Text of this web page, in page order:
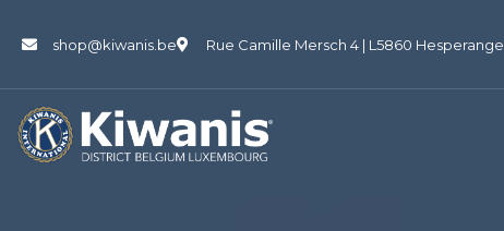
shop@kiwanis.be Rue Camille Mersch 4 | L5860 Hesperange